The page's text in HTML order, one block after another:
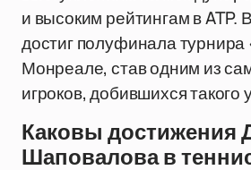
и высоким рейтингам в ATP.
достиг полуфинала
Монреале, став одним из
игроков, добившихся такого
Каковы достижения
Шаповалова в